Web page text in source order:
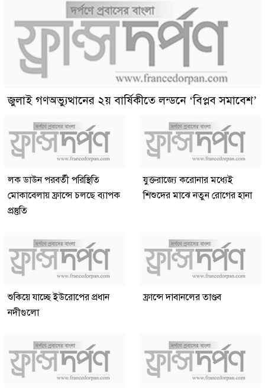
জুলাই গণঅভ্যুত্থানের ২য় বার্ষিকীতে লন্ডনে ‘বিপ্লব সমাবেশ’
লক ডাউন পরবর্তী পরিস্থিতি
মোকাবেলায় ফ্রান্সে চলছে ব্যাপক
প্রস্তুতি
যুক্তরাজ্যে করোনার মধ্যেই
শিশুদের মাঝে নতুন রোগের হানা
শুকিয়ে যাচ্ছে ইউরোপের প্রধান
নদীগুলো
ফ্রান্সে দাবানলের তাণ্ডব